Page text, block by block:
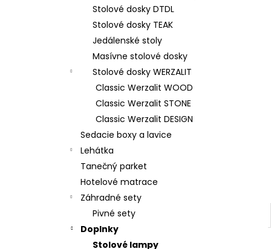
Stolové dosky DTDL
Stolové dosky TEAK
Jedálenské stoly
Masívne stolové dosky
Stolové dosky WERZALIT
Classic Werzalit WOOD
Classic Werzalit STONE
Classic Werzalit DESIGN
Sedacie boxy a lavice
Lehátka
Tanečný parket
Hotelové matrace
Záhradné sety
Pivné sety
Doplnky
Stolové lampy